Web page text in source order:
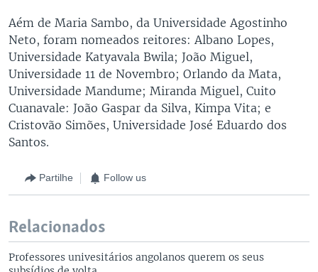
Aém de Maria Sambo, da Universidade Agostinho
Neto, foram nomeados reitores: Albano Lopes,
Universidade Katyavala Bwila; João Miguel,
Universidade 11 de Novembro; Orlando da Mata,
Universidade Mandume; Miranda Miguel, Cuito
Cuanavale: João Gaspar da Silva, Kimpa Vita; e
Cristovão Simões, Universidade José Eduardo dos
Santos.
Partilhe Follow us
Relacionados
Professores univesitários angolanos querem os seus